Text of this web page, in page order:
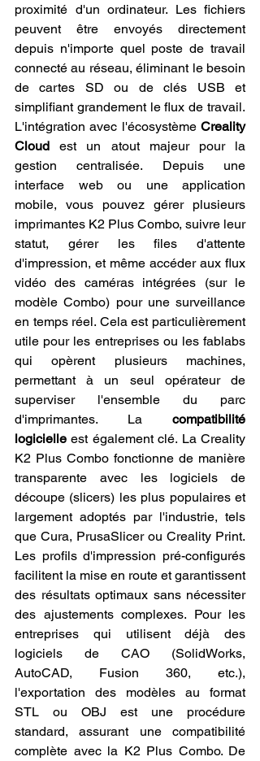
proximité d'un ordinateur. Les fichiers
peuvent être envoyés directement
depuis n'importe quel poste de travail
connecté au réseau, éliminant le besoin
de cartes SD ou de clés USB et
simplifiant grandement le flux de travail.
L'intégration avec l'écosystème Creality
Cloud est un atout majeur pour la
gestion centralisée. Depuis une
interface web ou une application
mobile, vous pouvez gérer plusieurs
imprimantes K2 Plus Combo, suivre leur
statut, gérer les files d'attente
d'impression, et même accéder aux flux
vidéo des caméras intégrées (sur le
modèle Combo) pour une surveillance
en temps réel. Cela est particulièrement
utile pour les entreprises ou les fablabs
qui opèrent plusieurs machines,
permettant à un seul opérateur de
superviser l'ensemble du parc
d'imprimantes. La compatibilité
logicielle est également clé. La Creality
K2 Plus Combo fonctionne de manière
transparente avec les logiciels de
découpe (slicers) les plus populaires et
largement adoptés par l'industrie, tels
que Cura, PrusaSlicer ou Creality Print.
Les profils d'impression pré-configurés
facilitent la mise en route et garantissent
des résultats optimaux sans nécessiter
des ajustements complexes. Pour les
entreprises qui utilisent déjà des
logiciels de CAO (SolidWorks,
AutoCAD, Fusion 360, etc.),
l'exportation des modèles au format
STL ou OBJ est une procédure
standard, assurant une compatibilité
complète avec la K2 Plus Combo. De